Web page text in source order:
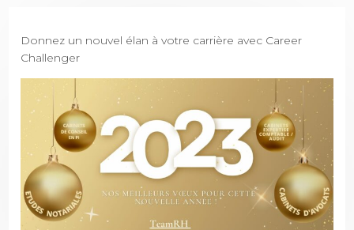
Donnez un nouvel élan à votre carrière avec Career
Challenger